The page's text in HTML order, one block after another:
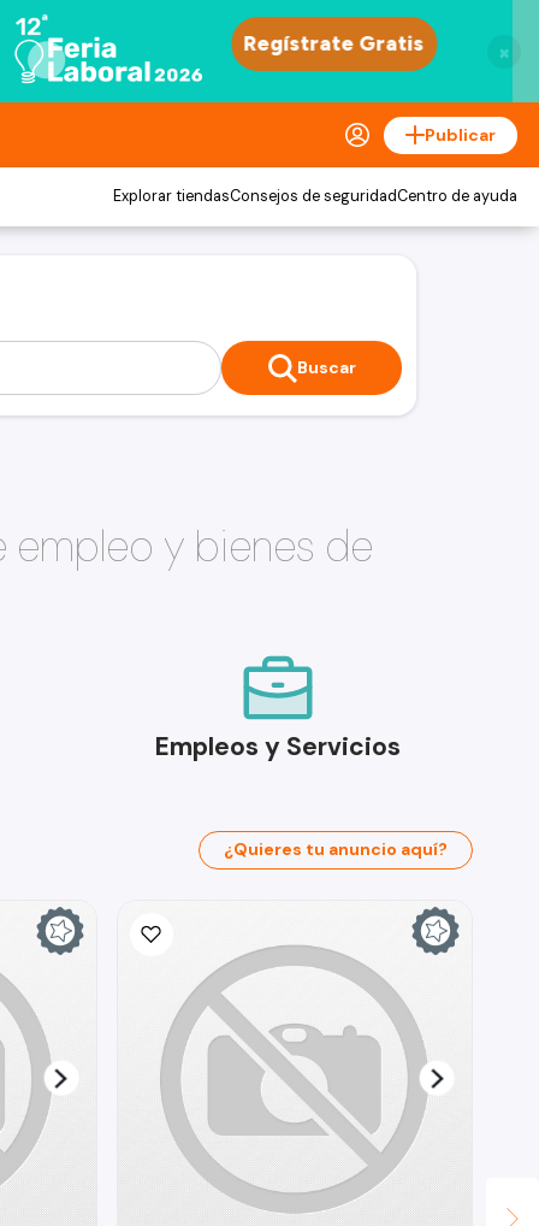
×
Publicar
Explorar tiendasConsejos de seguridadCentro de ayuda
Buscar
empleo y bienes de
Empleos y Servicios
¿Quieres tu anuncio aquí?